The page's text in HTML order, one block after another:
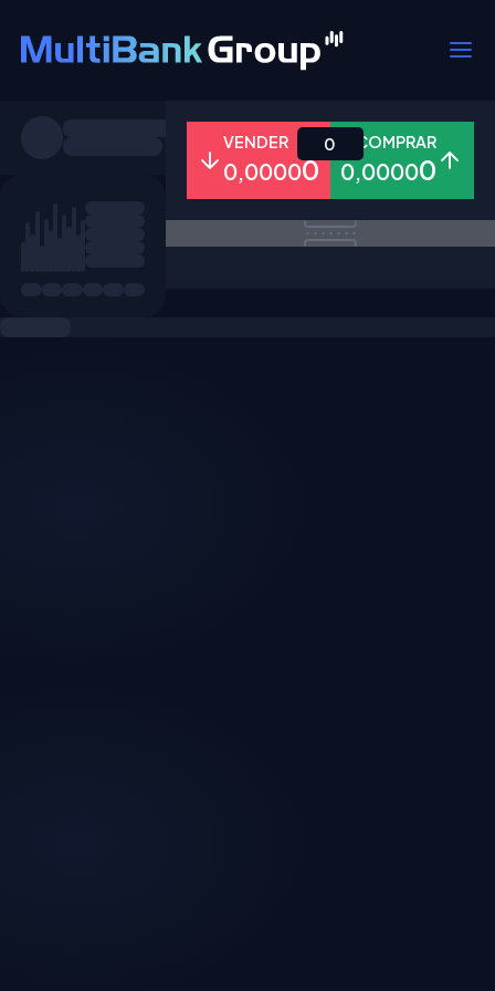
Todos Forex Metais Ações
VENDER
0,00000
COMPRAR
0,00000
0